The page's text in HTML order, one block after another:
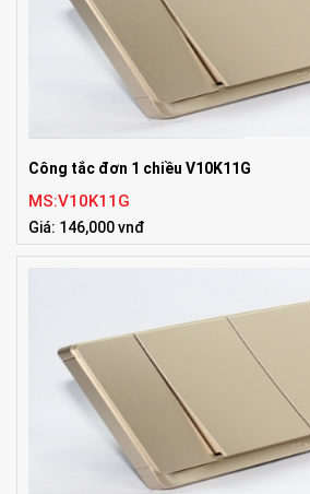
Công tắc đơn 1 chiều V10K11G
MS:V10K11G
Giá: 146,000 vnđ